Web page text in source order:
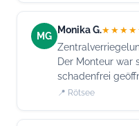
MG
Monika G.
Der Monteur war
schadenfrei
📍 Rötsee